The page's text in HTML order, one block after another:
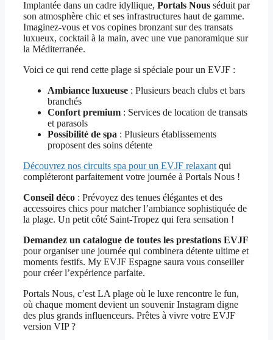
Implantée dans un cadre idyllique, Portals Nous séduit par
son atmosphère chic et ses infrastructures haut de gamme.
Imaginez-vous et vos copines bronzant sur des transats
luxueux, cocktail à la main, avec une vue panoramique sur
la Méditerranée.
Voici ce qui rend cette plage si spéciale pour un EVJF :
Ambiance luxueuse : Plusieurs beach clubs et bars
branchés
Confort premium : Services de location de transats
et parasols
Possibilité de spa : Plusieurs établissements
proposent des soins détente
Découvrez nos circuits spa pour un EVJF relaxant qui
compléteront parfaitement votre journée à Portals Nous !
Conseil déco : Prévoyez des tenues élégantes et des
accessoires chics pour matcher l’ambiance sophistiquée de
la plage. Un petit côté Saint-Tropez qui fera sensation !
Demandez un catalogue de toutes les prestations EVJF
pour organiser une journée qui combinera détente ultime et
moments festifs. My EVJF Espagne saura vous conseiller
pour créer l’expérience parfaite.
Portals Nous, c’est LA plage où le luxe rencontre le fun,
où chaque moment devient un souvenir Instagram digne
des plus grands influenceurs. Prêtes à vivre votre EVJF
version VIP ?